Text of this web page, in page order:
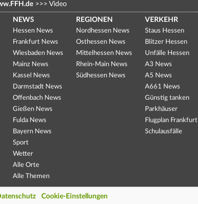
>>> Video
NEWS
Hessen News
Frankfurt News
Wiesbaden News
Mainz News
Kassel News
Darmstadt News
Offenbach News
Gießen News
Fulda News
Bayern News
Sport
Wetter
Alle Orte
Alle Themen
REGIONEN
Nordhessen News
Osthessen News
Mittelhessen News
Rhein-Main News
Südhessen News
VERKEHR
Staus Hessen
Blitzer Hessen
Unfälle Hessen
A3 News
A5 News
A661 News
Günstig tanken
Parkhäuser
Flugplan Frankfurt
Schulausfälle
Cookie-Einstellungen